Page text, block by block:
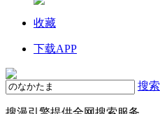
收藏
下载APP
搜索